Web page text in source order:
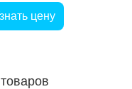
цену